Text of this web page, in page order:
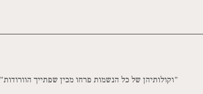
"וקולותיהן של כל הנשמות פרחו מבין שפתייך הוורודות"